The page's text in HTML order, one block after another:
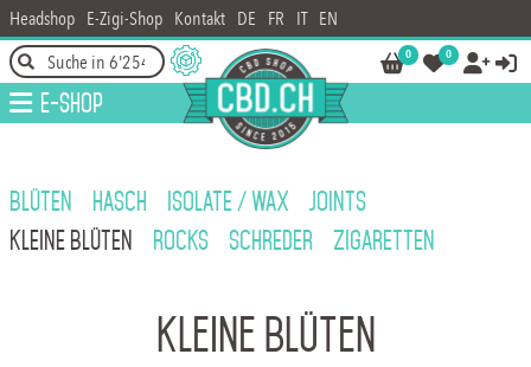
Headshop E-Zigi-Shop Kontakt DE FR IT EN
0 0  
E-Shop
BLÜTEN HASCH ISOLATE / WAX
JOINTS
KLEINE BLÜTEN
ROCKS SCHREDER ZIGARETTEN
kleine Blüten